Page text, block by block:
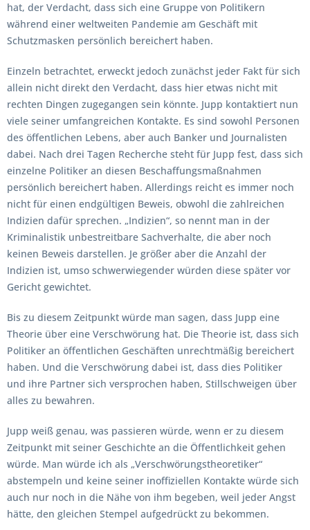
hat, der Verdacht, dass sich eine Gruppe von Politikern
während einer weltweiten Pandemie am Geschäft mit
Schutzmasken persönlich bereichert haben.
Einzeln betrachtet, erweckt jedoch zunächst jeder Fakt für sich
allein nicht direkt den Verdacht, dass hier etwas nicht mit
rechten Dingen zugegangen sein könnte. Jupp kontaktiert nun
viele seiner umfangreichen Kontakte. Es sind sowohl Personen
des öffentlichen Lebens, aber auch Banker und Journalisten
dabei. Nach drei Tagen Recherche steht für Jupp fest, dass sich
einzelne Politiker an diesen Beschaffungsmaßnahmen
persönlich bereichert haben. Allerdings reicht es immer noch
nicht für einen endgültigen Beweis, obwohl die zahlreichen
Indizien dafür sprechen. „Indizien“, so nennt man in der
Kriminalistik unbestreitbare Sachverhalte, die aber noch
keinen Beweis darstellen. Je größer aber die Anzahl der
Indizien ist, umso schwerwiegender würden diese später vor
Gericht gewichtet.
Bis zu diesem Zeitpunkt würde man sagen, dass Jupp eine
Theorie über eine Verschwörung hat. Die Theorie ist, dass sich
Politiker an öffentlichen Geschäften unrechtmäßig bereichert
haben. Und die Verschwörung dabei ist, dass dies Politiker
und ihre Partner sich versprochen haben, Stillschweigen über
alles zu bewahren.
Jupp weiß genau, was passieren würde, wenn er zu diesem
Zeitpunkt mit seiner Geschichte an die Öffentlichkeit gehen
würde. Man würde ich als „Verschwörungstheoretiker“
abstempeln und keine seiner inoffiziellen Kontakte würde sich
auch nur noch in die Nähe von ihm begeben, weil jeder Angst
hätte, den gleichen Stempel aufgedrückt zu bekommen.